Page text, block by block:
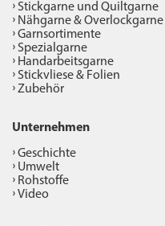
Stickgarne und Quiltgarne
Nähgarne & Overlockgarne
Garnsortimente
Spezialgarne
Handarbeitsgarne
Stickvliese & Folien
Zubehör
Unternehmen
Geschichte
Umwelt
Rohstoffe
Video